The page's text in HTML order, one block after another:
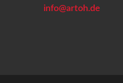
info@artoh.de